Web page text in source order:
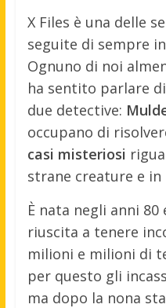
X Files è una delle
seguite di sempre
Ognuno di noi
ha sentito parlare
due detective:
occupano di
casi misteriosi
strane creature e
È nata negli anni
riuscita a tenere
milioni e milioni di
per questo gli
ma dopo la nona